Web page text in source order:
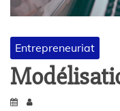
Entrepreneuriat